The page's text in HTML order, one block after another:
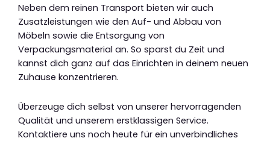
Neben dem reinen Transport bieten wir auch
Zusatzleistungen wie den Auf- und Abbau von
Möbeln sowie die Entsorgung von
Verpackungsmaterial an. So sparst du Zeit und
kannst dich ganz auf das Einrichten in deinem neuen
Zuhause konzentrieren.
Überzeuge dich selbst von unserer hervorragenden
Qualität und unserem erstklassigen Service.
Kontaktiere uns noch heute für ein unverbindliches